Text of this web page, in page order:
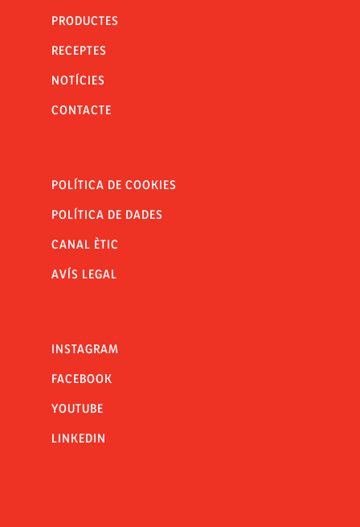
PRODUCTES
RECEPTES
NOTÍCIES
CONTACTE
POLÍTICA DE COOKIES
POLÍTICA DE DADES
CANAL ÈTIC
AVÍS LEGAL
INSTAGRAM
FACEBOOK
YOUTUBE
LINKEDIN